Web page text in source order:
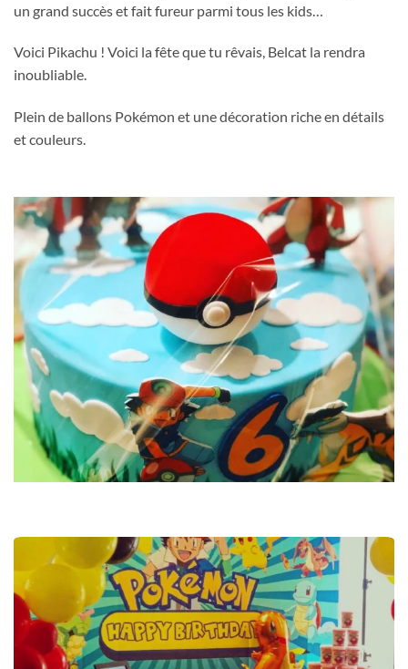
un grand succès et fait fureur parmi tous les kids…
Voici Pikachu ! Voici la fête que tu rêvais, Belcat la rendra
inoubliable.
Plein de ballons Pokémon et une décoration riche en détails
et couleurs.